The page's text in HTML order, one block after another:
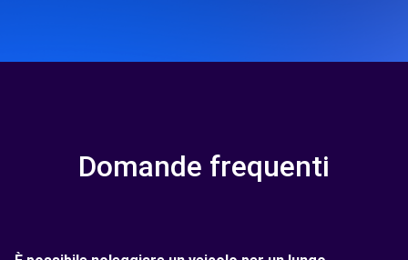
Domande frequenti